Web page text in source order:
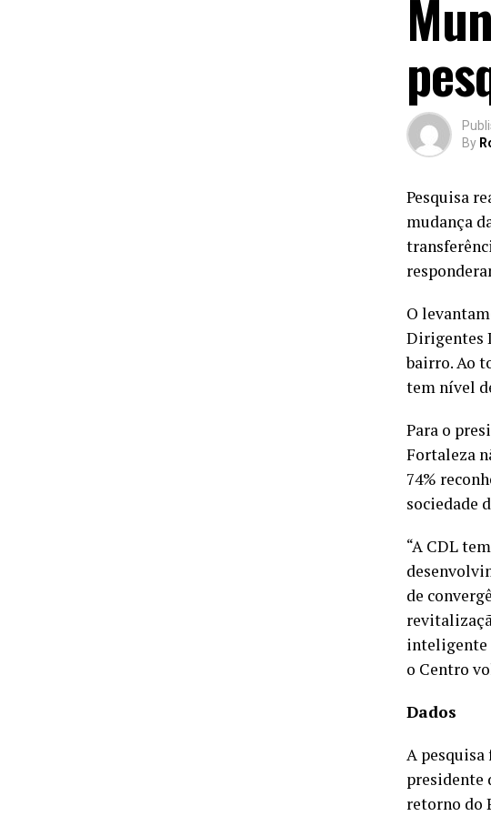
By
Pesquisa
mudança
O
Dirigentes
bairro. Ao
tem nível
Para o
Fortaleza
74%
sociedade
“A CDL
de
inteligente
o Centro
Dados
A pesquisa
presidente
retorno do